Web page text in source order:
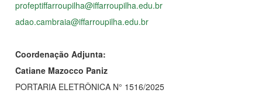
profeptiffarroupilha@iffarroupilha.edu.br
adao.cambraia@iffarroupilha.edu.br
Coordenação Adjunta:
Catiane Mazocco Paniz
PORTARIA ELETRÔNICA N° 1516/2025